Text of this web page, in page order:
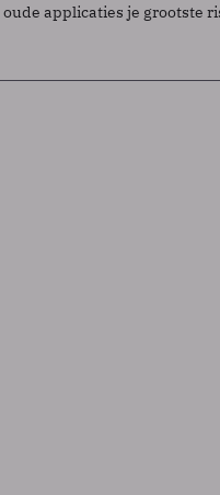
oude applicaties je grootste